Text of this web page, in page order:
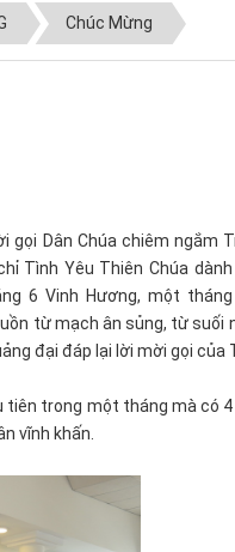
Chúc Mừng
gọi Dân Chúa chiêm ngắm
Tình Yêu Thiên Chúa
6 Vinh Hương, một
từ mạch ân sủng, từ suối
đại đáp lại lời mời gọi của
tiên trong một tháng mà có
vĩnh khấn.